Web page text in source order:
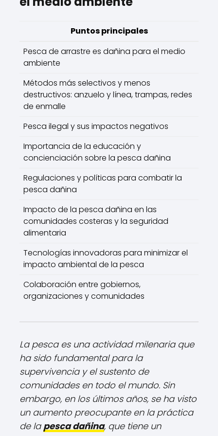
Puntos principales
Pesca de arrastre es dañina para el medio
ambiente
Métodos más selectivos y menos
destructivos: anzuelo y línea, trampas, redes
de enmalle
Pesca ilegal y sus impactos negativos
Importancia de la educación y
concienciación sobre la pesca dañina
Regulaciones y políticas para combatir la
pesca dañina
Impacto de la pesca dañina en las
comunidades costeras y la seguridad
alimentaria
Tecnologías innovadoras para minimizar el
impacto ambiental de la pesca
Colaboración entre gobiernos,
organizaciones y comunidades
La pesca es una actividad milenaria que
ha sido fundamental para la
supervivencia y el sustento de
comunidades en todo el mundo. Sin
embargo, en los últimos años, se ha visto
un aumento preocupante en la práctica
de la pesca dañina, que tiene un